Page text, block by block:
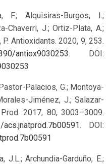
F.; Alquisiras-Burgos, I.;
Chaverri, J.; Ortiz-Plata, A.;
P. Antioxidants. 2020, 9, 253.
antiox9030253. DOI:
Palacios, G.; Montoya-
Jiménez, J.; Salazar-
2017, 80, 3003–3009.
. DOI:
J.L.; Archundia-Garduño, E.;